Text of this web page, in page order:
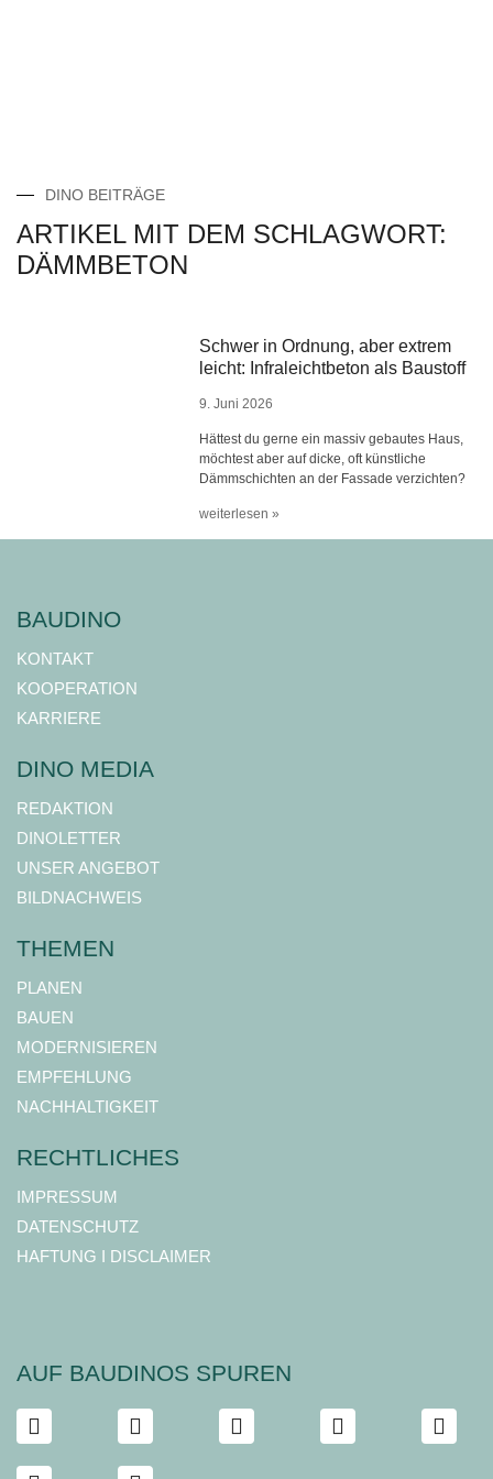
DINO BEITRÄGE
ARTIKEL MIT DEM SCHLAGWORT:
DÄMMBETON
Schwer in Ordnung, aber extrem
leicht: Infraleichtbeton als Baustoff
9. Juni 2026
Hättest du gerne ein massiv gebautes Haus,
möchtest aber auf dicke, oft künstliche
Dämmschichten an der Fassade verzichten?
weiterlesen »
BAUDINO
KONTAKT
KOOPERATION
KARRIERE
DINO MEDIA
REDAKTION
DINOLETTER
UNSER ANGEBOT
BILDNACHWEIS
THEMEN
PLANEN
BAUEN
MODERNISIEREN
EMPFEHLUNG
NACHHALTIGKEIT
RECHTLICHES
IMPRESSUM
DATENSCHUTZ
HAFTUNG I DISCLAIMER
AUF BAUDINOS SPUREN